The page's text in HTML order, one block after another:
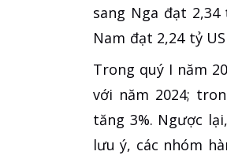
sang Nga đạt
Nam đạt 2,24 tỷ
Trong quý I năm
với năm 2024;
tăng 3%. Ngược
lưu ý, các nhóm